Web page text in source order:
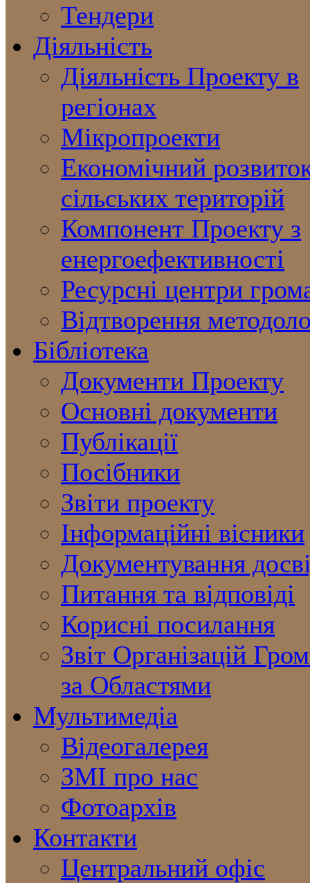
Тендери
Діяльність
Діяльність Проекту в
регіонах
Мікропроекти
Економічний
сільських територій
Компонент Проекту з
енергоефективності
Ресурсні центри
Відтворення
Бібліотека
Документи Проекту
Основні документи
Публікації
Посібники
Звіти проекту
Інформаційні вісники
Документування
Питання та відповіді
Корисні посилання
Звіт Організацій
за Областями
Мультимедіа
Відеогалерея
ЗМІ про нас
Фотоархів
Контакти
Центральний офіс